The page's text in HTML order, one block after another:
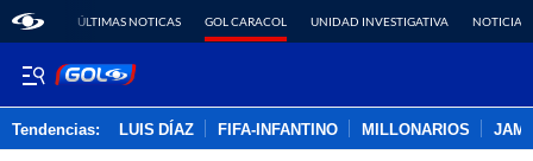
ÚLTIMAS NOTICAS GOL CARACOL UNIDAD INVESTIGATIVA NOTICIAS
Tendencias: LUIS DÍAZ FIFA-INFANTINO MILLONARIOS